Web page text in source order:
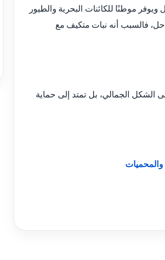
موطنًا للكائنات البحرية والطيور
فالسبب أنه نبات متكيف مع
الشكل الجمالي، بل تمتد إلى حماية
والمحميات